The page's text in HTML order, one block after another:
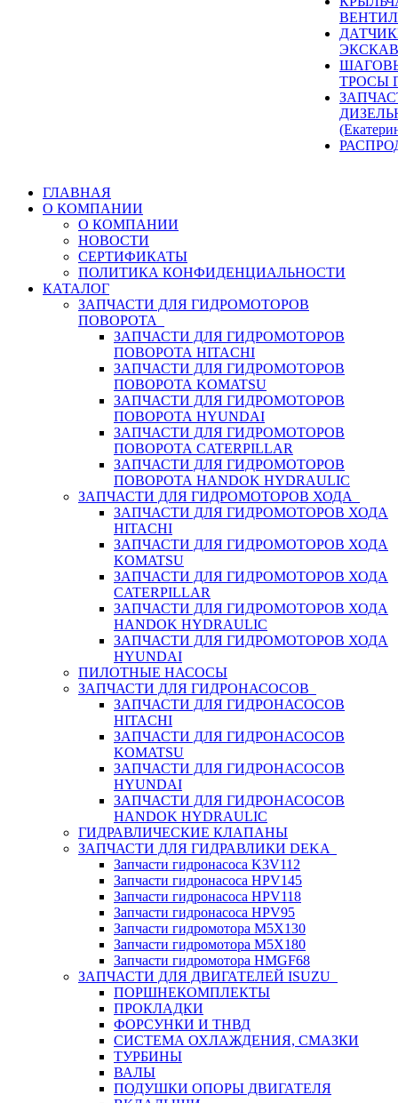
ТРОСЫ
ГЛАВНАЯ
О КОМПАНИИ
О КОМПАНИИ
НОВОСТИ
СЕРТИФИКАТЫ
ПОЛИТИКА КОНФИДЕНЦИАЛЬНОСТИ
КАТАЛОГ
ЗАПЧАСТИ ДЛЯ ГИДРОМОТОРОВ
ПОВОРОТА
ЗАПЧАСТИ ДЛЯ ГИДРОМОТОРОВ
ПОВОРОТА HITACHI
ЗАПЧАСТИ ДЛЯ ГИДРОМОТОРОВ
ПОВОРОТА KOMATSU
ЗАПЧАСТИ ДЛЯ ГИДРОМОТОРОВ
ПОВОРОТА HYUNDAI
ЗАПЧАСТИ ДЛЯ ГИДРОМОТОРОВ
ПОВОРОТА CATERPILLAR
ЗАПЧАСТИ ДЛЯ ГИДРОМОТОРОВ
ПОВОРОТА HANDOK HYDRAULIC
ЗАПЧАСТИ ДЛЯ ГИДРОМОТОРОВ ХОДА
ЗАПЧАСТИ ДЛЯ ГИДРОМОТОРОВ ХОДА
HITACHI
ЗАПЧАСТИ ДЛЯ ГИДРОМОТОРОВ ХОДА
KOMATSU
ЗАПЧАСТИ ДЛЯ ГИДРОМОТОРОВ ХОДА
CATERPILLAR
ЗАПЧАСТИ ДЛЯ ГИДРОМОТОРОВ ХОДА
HANDOK HYDRAULIC
ЗАПЧАСТИ ДЛЯ ГИДРОМОТОРОВ ХОДА
HYUNDAI
ПИЛОТНЫЕ НАСОСЫ
ЗАПЧАСТИ ДЛЯ ГИДРОНАСОСОВ
ЗАПЧАСТИ ДЛЯ ГИДРОНАСОСОВ
HITACHI
ЗАПЧАСТИ ДЛЯ ГИДРОНАСОСОВ
KOMATSU
ЗАПЧАСТИ ДЛЯ ГИДРОНАСОСОВ
HYUNDAI
ЗАПЧАСТИ ДЛЯ ГИДРОНАСОСОВ
HANDOK HYDRAULIC
ГИДРАВЛИЧЕСКИЕ КЛАПАНЫ
ЗАПЧАСТИ ДЛЯ ГИДРАВЛИКИ DEKA
Запчасти гидронасоса K3V112
Запчасти гидронасоса HPV145
Запчасти гидронасоса HPV118
Запчасти гидронасоса HPV95
Запчасти гидромотора M5X130
Запчасти гидромотора M5X180
Запчасти гидромотора HMGF68
ЗАПЧАСТИ ДЛЯ ДВИГАТЕЛЕЙ ISUZU
ПОРШНЕКОМПЛЕКТЫ
ПРОКЛАДКИ
ФОРСУНКИ И ТНВД
СИСТЕМА ОХЛАЖДЕНИЯ, СМАЗКИ
ТУРБИНЫ
ВАЛЫ
ПОДУШКИ ОПОРЫ ДВИГАТЕЛЯ